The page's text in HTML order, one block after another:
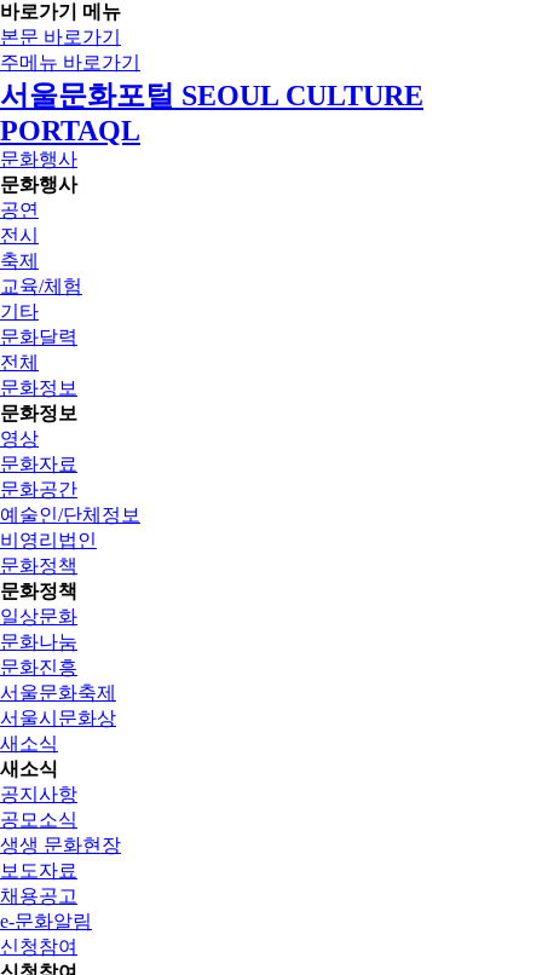
바로가기 메뉴
본문 바로가기
주메뉴 바로가기
서울문화포털 SEOUL CULTURE
PORTAQL
문화행사
문화행사
공연
전시
축제
교육/체험
기타
문화달력
전체
문화정보
문화정보
영상
문화자료
문화공간
예술인/단체정보
비영리법인
문화정책
문화정책
일상문화
문화나눔
문화진흥
서울문화축제
서울시문화상
새소식
새소식
공지사항
공모소식
생생 문화현장
보도자료
채용공고
e-문화알림
신청참여